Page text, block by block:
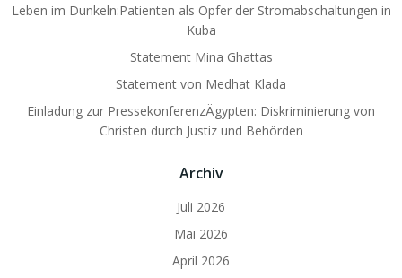
Leben im Dunkeln:Patienten als Opfer der Stromabschaltungen in
Kuba
Statement Mina Ghattas
Statement von Medhat Klada
Einladung zur PressekonferenzÄgypten: Diskriminierung von
Christen durch Justiz und Behörden
Archiv
Juli 2026
Mai 2026
April 2026